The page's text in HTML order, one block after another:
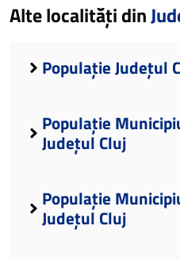
Alte localități din
Populație Județul
Populație
Județul Cluj
Populație
Județul Cluj